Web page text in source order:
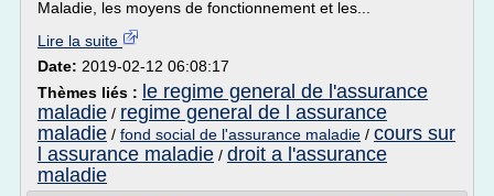
Maladie, les moyens de fonctionnement et les...
Lire la suite
Date: 2019-02-12 06:08:17
Thèmes liés : le regime general de l'assurance
maladie / regime general de l assurance
maladie / fond social de l'assurance maladie / cours sur
l assurance maladie / droit a l'assurance
maladie